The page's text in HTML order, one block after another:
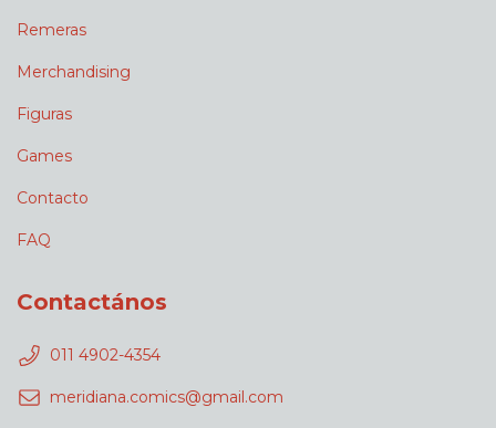
Remeras
Merchandising
Figuras
Games
Contacto
FAQ
Contactános
011 4902-4354
meridiana.comics@gmail.com